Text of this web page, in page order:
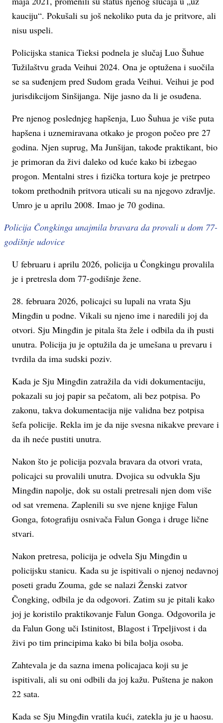
kauciju“. Pokušali su još nekoliko puta da je pritvore, ali
nisu uspeli.
Policijska stanica Tieksi podnela je slučaj Luo Šuhue
Tužilaštvu grada Veihui 2024. Ona je optužena i suočila
se sa suđenjem pred Sudom grada Veihui. Veihui je pod
jurisdikcijom Sinšijanga. Nije jasno da li je osuđena.
Pre njenog poslednjeg hapšenja, Luo Šuhua je više puta
hapšena i uznemiravana otkako je progon počeo pre 27
godina. Njen suprug, Ma Junšijan, takođe praktikant, bio
je primoran da živi daleko od kuće kako bi izbegao
progon. Mentalni stres i fizička tortura koje je pretrpeo
tokom prethodnih pritvora uticali su na njegovo zdravlje.
Umro je u aprilu 2008. Imao je 70 godina.
Policija Čongkinga unajmila bravara da provali u dom 77-
godišnje udovice
U februaru i aprilu 2026, policija u Čongkingu provalila
je i pretresla dom 77-godišnje žene.
28. februara 2026, policajci su lupali na vrata Sju
Mingđin u podne. Vikali su njeno ime i naredili joj da
otvori. Sju Mingđin je pitala šta žele i odbila da ih pusti
unutra. Policija ju je optužila da je umešana u prevaru i
tvrdila da ima sudski poziv.
Kada je Sju Mingđin zatražila da vidi dokumentaciju,
pokazali su joj papir sa pečatom, ali bez potpisa. Po
zakonu, takva dokumentacija nije validna bez potpisa
šefa policije. Rekla im je da nije svesna nikakve prevare i
da ih neće pustiti unutra.
Nakon što je policija pozvala bravara da otvori vrata,
policajci su provalili unutra. Dvojica su odvukla Sju
Mingđin napolje, dok su ostali pretresali njen dom više
od sat vremena. Zaplenili su sve njene knjige Falun
Gonga, fotografiju osnivača Falun Gonga i druge lične
stvari.
Nakon pretresa, policija je odvela Sju Mingđin u
policijsku stanicu. Kada su je ispitivali o njenoj nedavnoj
poseti gradu Zouma, gde se nalazi Ženski zatvor
Čongking, odbila je da odgovori. Zatim su je pitali kako
joj je koristilo praktikovanje Falun Gonga. Odgovorila je
da Falun Gong uči Istinitost, Blagost i Trpeljivost i da
živi po tim principima kako bi bila bolja osoba.
Zahtevala je da sazna imena policajaca koji su je
ispitivali, ali su oni odbili da joj kažu. Puštena je nakon
22 sata.
Kada se Sju Mingđin vratila kući, zatekla ju je u haosu.